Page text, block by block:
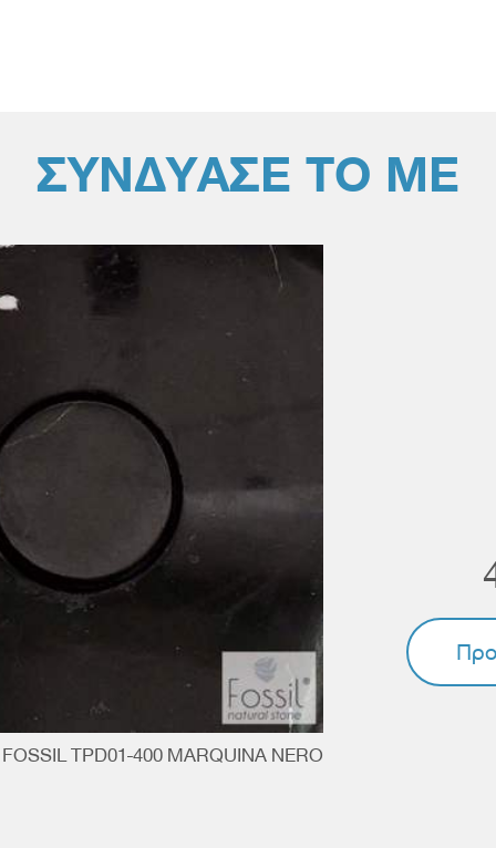
ΣΥΝΔΥΑΣΕ ΤΟ ΜΕ
TPD01-400 MARQUINA NERO